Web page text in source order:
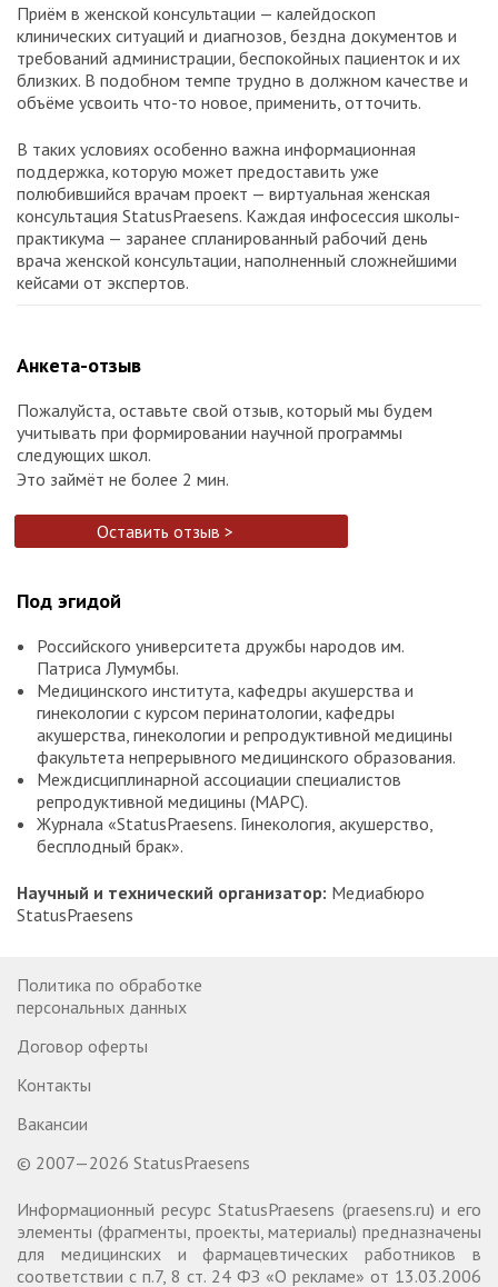
Приём в женской консультации — калейдоскоп
клинических ситуаций и диагнозов, бездна документов и
требований администрации, беспокойных пациенток и их
близких. В подобном темпе трудно в должном качестве и
объёме усвоить что-то новое, применить, отточить.
В таких условиях особенно важна информационная
поддержка, которую может предоставить уже
полюбившийся врачам проект — виртуальная женская
консультация StatusPraesens. Каждая инфосессия школы-
практикума — заранее спланированный рабочий день
врача женской консультации, наполненный сложнейшими
кейсами от экспертов.
Анкета-отзыв
Пожалуйста, оставьте свой отзыв, который мы будем
учитывать при формировании научной программы
следующих школ.
Это займёт не более 2 мин.
Оставить отзыв >
Под эгидой
Российского университета дружбы народов им.
Патриса Лумумбы.
Медицинского института, кафедры акушерства и
гинекологии с курсом перинатологии, кафедры
акушерства, гинекологии и репродуктивной медицины
факультета непрерывного медицинского образования.
Междисциплинарной ассоциации специалистов
репродуктивной медицины (МАРС).
Журнала «StatusPraesens. Гинекология, акушерство,
бесплодный брак».
Научный и технический организатор: Медиабюро
StatusPraesens
Политика по обработке
персональных данных
Договор оферты
Контакты
Вакансии
© 2007—2026 StatusPraesens
Информационный ресурс StatusPraesens (praesens.ru) и его
элементы (фрагменты, проекты, материалы) предназначены
для медицинских и фармацевтических работников в
соответствии с п.7, 8 ст. 24 ФЗ «О рекламе» от 13.03.2006